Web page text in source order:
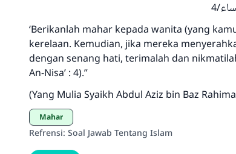
4
‘Berikanlah mahar kepada wanita (yang
kerelaan. Kemudian, jika mereka
dengan senang hati, terimalah dan
An-Nisa’ : 4).”
(Yang Mulia Syaikh Abdul Aziz bin Baz
Mahar
Refrensi: Soal Jawab Tentang Islam